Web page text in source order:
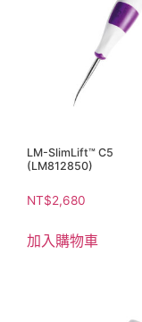
LM-SlimLift™ C5
(LM812850)
NT$2,680
加入購物車